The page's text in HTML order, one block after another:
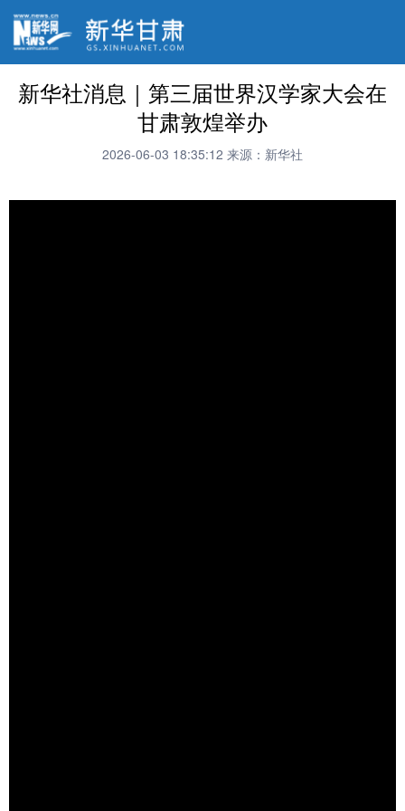
新华社消息｜第三届世界汉学家大会在
甘肃敦煌举办
2026-06-03 18:35:12 来源：新华社